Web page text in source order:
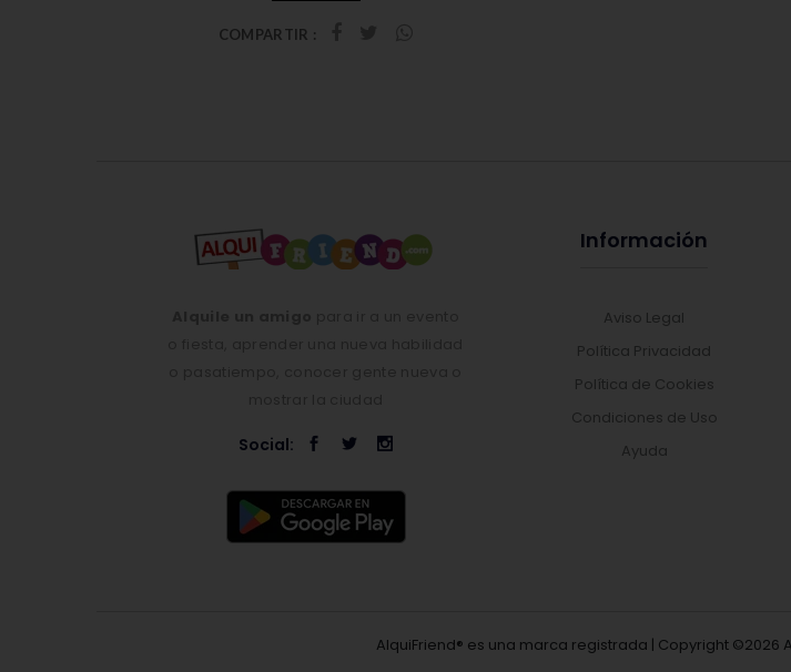
COMPARTIR :
Social:
Información
Aviso Legal
Política Privacidad
Política de Cookies
Condiciones de Uso
Ayuda
AlquiFriend® es una marca registrada | Copyright ©2026